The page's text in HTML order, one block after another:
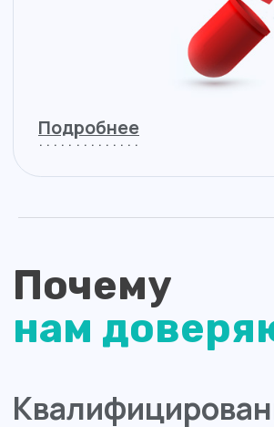
Благодаря слаженной командной работе
мы постоянно растём и развиваемся, делаем
посещение медицинского центра комфортным
для каждого пациента. «Хорошая
поликлиника» работает по удобному графику,
есть возможность онлайн-записи, действует
вежливые и деликатные сотрудники.
Мы благодарны и бесконечно ценим наших
пациентов, которые обращаются
в «Хорошую поликлинику» на протяжении